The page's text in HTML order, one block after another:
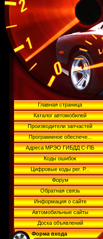
Главная страница
Каталог автомобилей
Производители запчастей
Программное обеспече...
Адреса МРЭО ГИБДД С-ПБ
Коды ошибок
Цифровые коды рег. Р...
Форум
Обратная связь
Информация о сайте
Автомобильные сайты
Доска объявлений
Форма входа